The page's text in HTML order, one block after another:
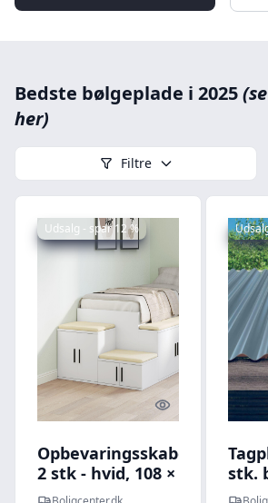
Bedste bølgeplade i 2025
her)
Filtre
Udsalg - spar 12 %
Quick look
Opbevaringsskabe
2 stk - hvid, 108 ×
41 × 40 cm,
stk.